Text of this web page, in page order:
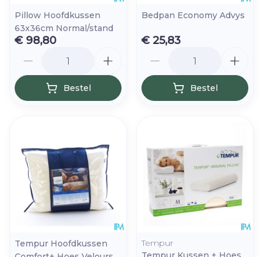
Pillow Hoofdkussen
63x36cm Normal/stand
€ 98,80
Bestel
Bedpan Economy Advys
€ 25,83
Bestel
Tempur Hoofdkussen
Tempur